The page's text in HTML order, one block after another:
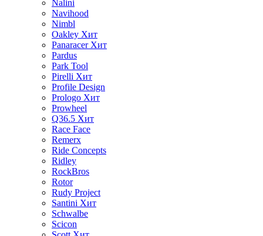
Nalini
Navihood
Nimbl
Oakley Хит
Panaracer Хит
Pardus
Park Tool
Pirelli Хит
Profile Design
Prologo Хит
Prowheel
Q36.5 Хит
Race Face
Remerx
Ride Concepts
Ridley
RockBros
Rotor
Rudy Project
Santini Хит
Schwalbe
Scicon